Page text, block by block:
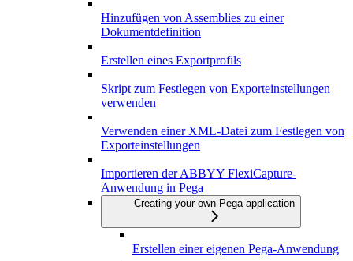
Hinzufügen von Assemblies zu einer
Dokumentdefinition
Erstellen eines Exportprofils
Skript zum Festlegen von Exporteinstellungen
verwenden
Verwenden einer XML-Datei zum Festlegen von
Exporteinstellungen
Importieren der ABBYY FlexiCapture-
Anwendung in Pega
Creating your own Pega application
Erstellen einer eigenen Pega-Anwendung